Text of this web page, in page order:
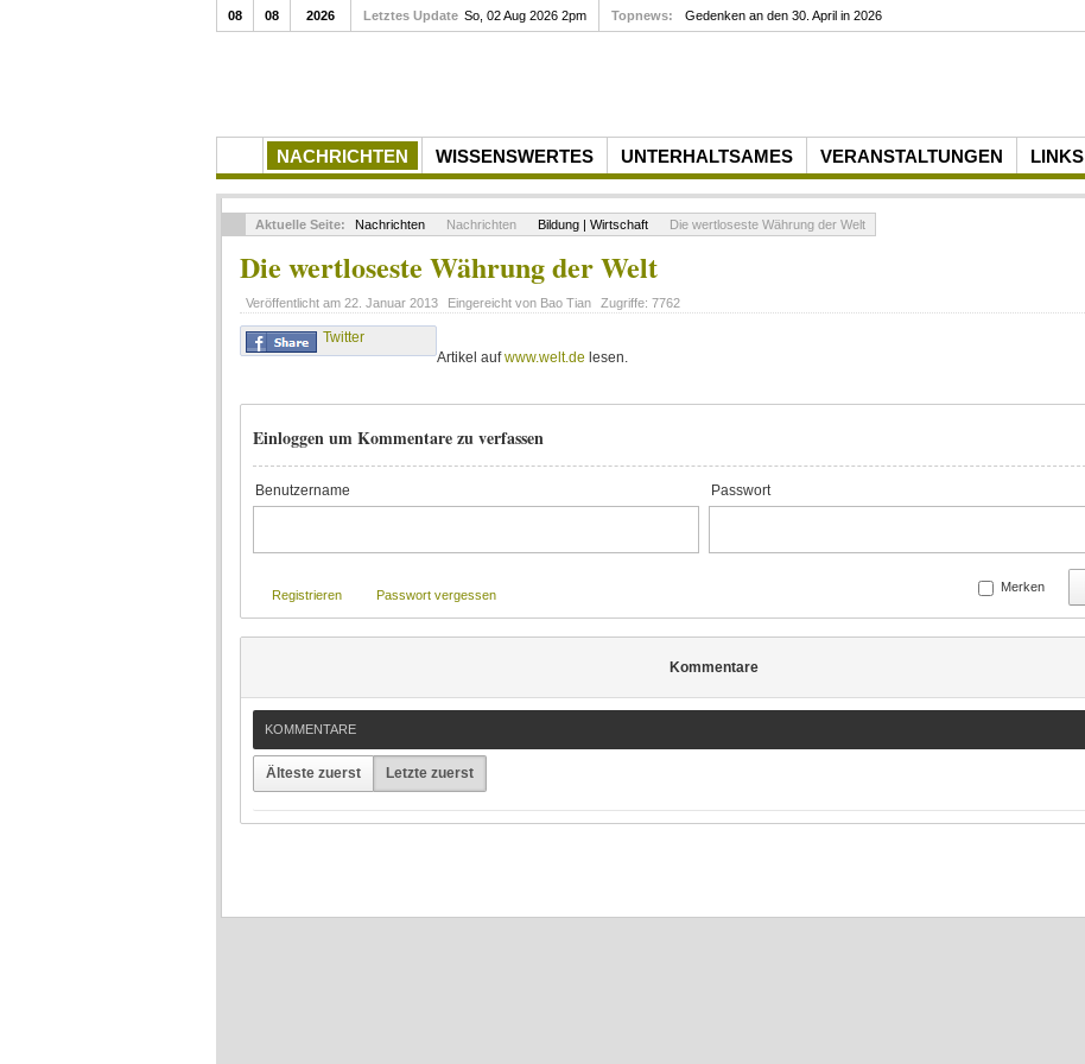
NACHRICHTEN WISSENSWERTES UNTERHALTSAMES VERANSTALTUNGEN LINKS
08 08 2026 Letztes Update So, 02 Aug 2026 2pm Topnews: Gedenken an den 30. April in 2026
Aktuelle Seite: Nachrichten Nachrichten Bildung | Wirtschaft Die wertloseste Währung der Welt
Die wertloseste Währung der Welt
Veröffentlicht am 22. Januar 2013 Eingereicht von Bao Tian Zugriffe: 7762
Twitter
Artikel aufwww.welt.de lesen.
Einloggen um Kommentare zu verfassen
Benutzername Passwort
Merken
Registrieren Passwort vergessen
Kommentare
KOMMENTARE
Älteste zuerst Letzte zuerst